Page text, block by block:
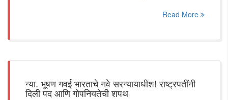
Read More
न्या. भूषण गवई भारताचे नवे सरन्यायाधीश! राष्ट्रपतींनी
दिली पद आणि गोपनियतेची शपथ